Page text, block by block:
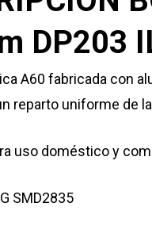
DP203
A60 fabricada con
reparto uniforme de
uso doméstico y
SMD2835